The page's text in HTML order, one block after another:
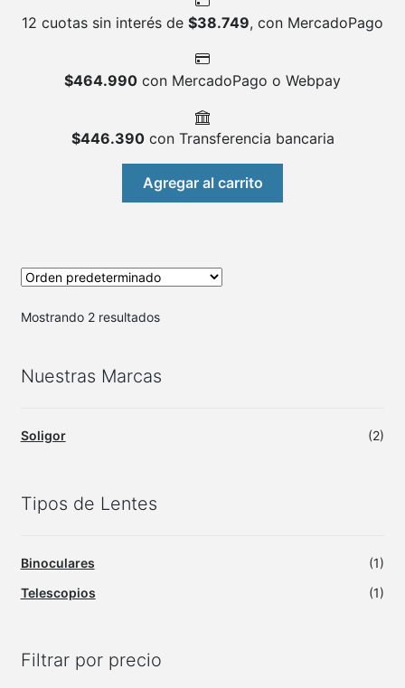
12 cuotas sin interés de $38.749, con MercadoPago
$464.990 con MercadoPago o Webpay
$446.390con Transferencia bancaria
Agregar al carrito
Mostrando 2 resultados
Nuestras Marcas
Soligor (2)
Tipos de Lentes
Binoculares
(1)
Telescopios
(1)
Filtrar por precio